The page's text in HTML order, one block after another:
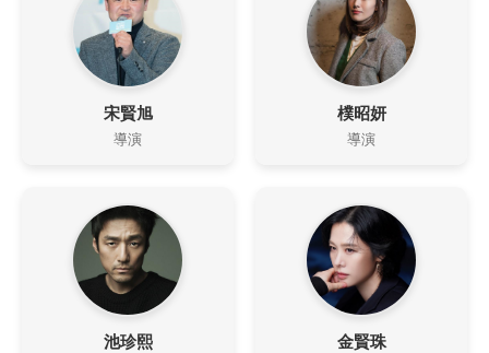
宋賢旭
導演
樸昭妍
導演
池珍熙 金賢珠